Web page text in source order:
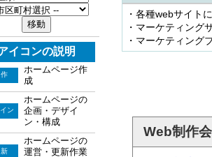
イコンの説明
ホームページ作
成
ン
ホームページの
企画・デザイ
ン・構成
ホームページの
運営・更新作業
・各種webサイト
・マーケティング
・マーケティング
Web制作